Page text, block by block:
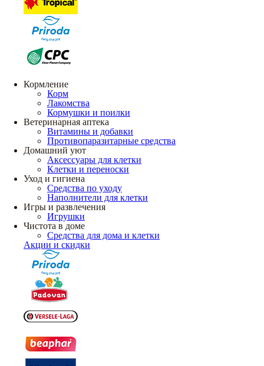
Кормление
Корм
Лакомства
Кормушки и поилки
Ветеринарная аптека
Витамины и добавки
Противопаразитарные средства
Домашний уют
Аксессуары для клетки
Клетки и переноски
Уход и гигиена
Средства по уходу
Наполнители для клетки
Игры и развлечения
Игрушки
Чистота в доме
Средства для дома и клетки
Акции и скидки